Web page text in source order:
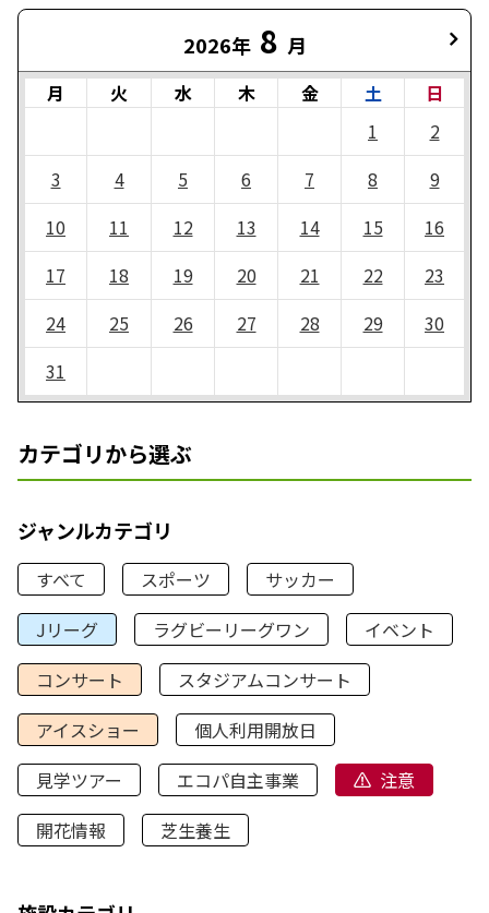
2026年 8 月
月 火 水 木 金 土
日
1
2
3
4 5 6 7 8
9
10
11 12 13 14 15
16
17
18 19 20 21 22
23
24
25 26 27 28 29
30
31
カテゴリから選ぶ
ジャンルカテゴリ
すべて スポーツ
サッカー
Jリーグ
ラグビーリーグワン
イベント
コンサート
スタジアムコンサート
アイスショー
個人利用開放日
見学ツアー
エコパ自主事業
注意
開花情報
芝生養生